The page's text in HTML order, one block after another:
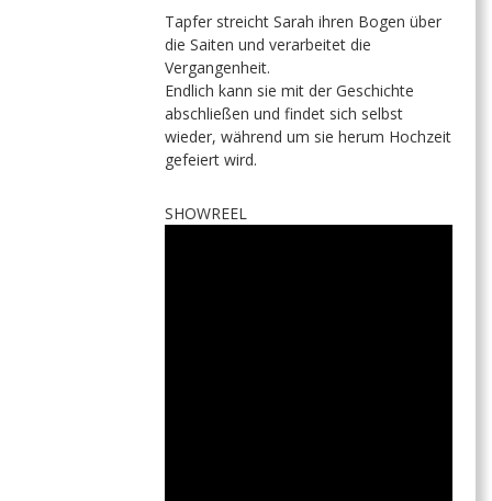
Tapfer streicht Sarah ihren Bogen über
die Saiten und verarbeitet die
Vergangenheit.
Endlich kann sie mit der Geschichte
abschließen und findet sich selbst
wieder, während um sie herum Hochzeit
gefeiert wird.
SHOWREEL